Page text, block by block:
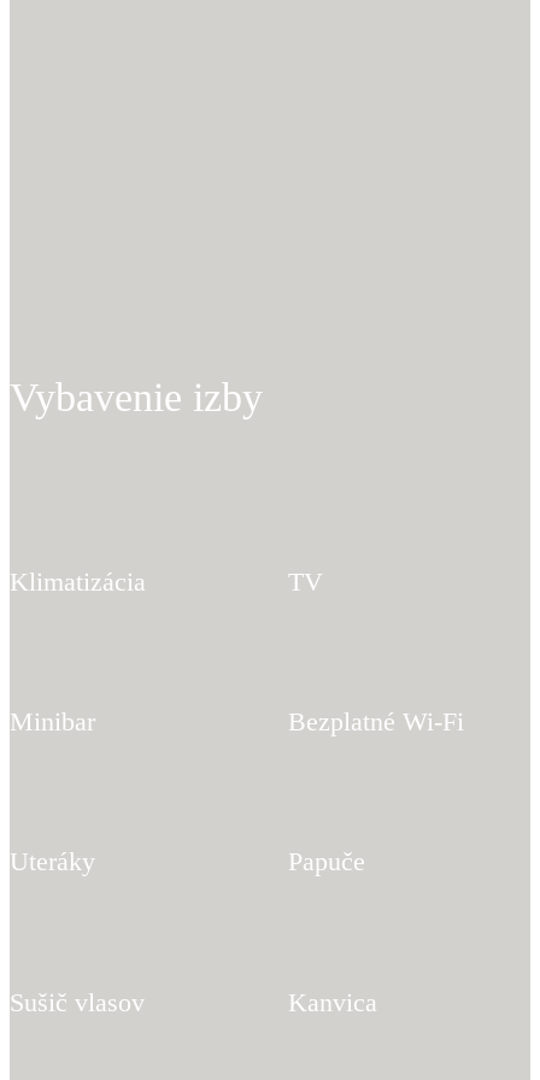
Vybavenie izby
Klimatizácia TV
Minibar Bezplatné Wi-Fi
Uteráky Papuče
Sušič vlasov Kanvica